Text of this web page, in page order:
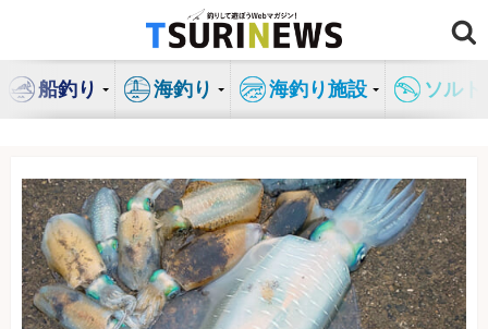
ン
船釣り 海釣り 海釣り施設 ソル